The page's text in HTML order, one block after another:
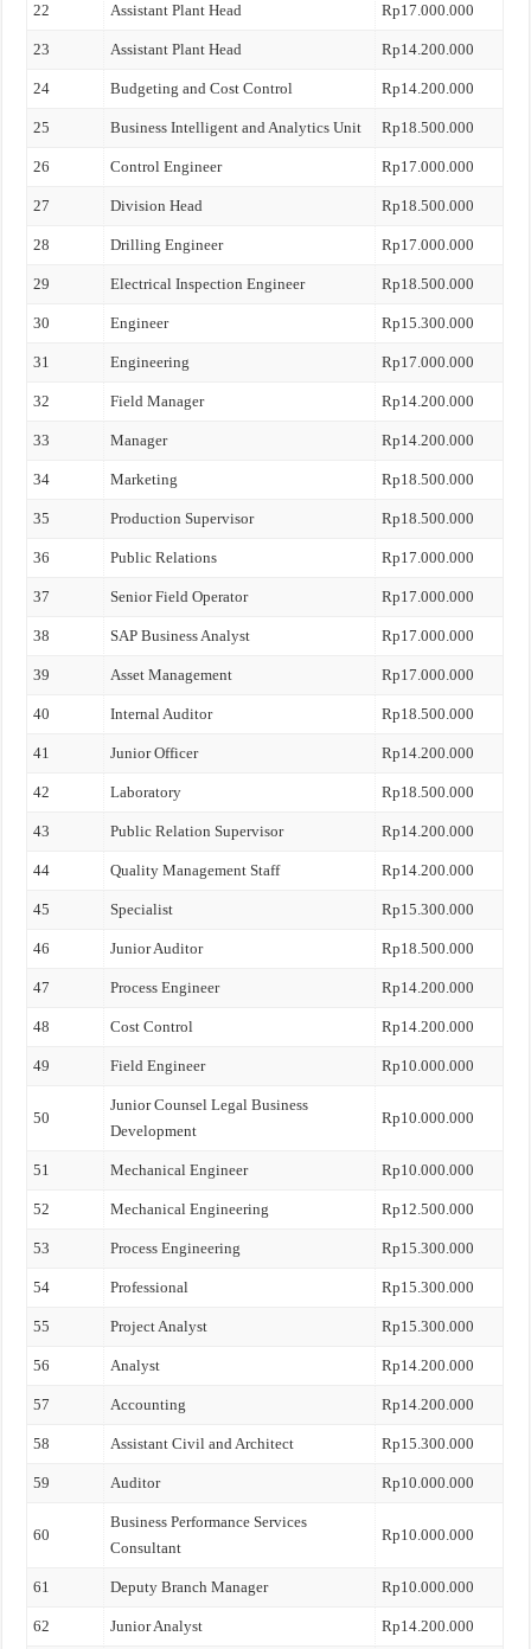
22 Assistant Plant Head Rp17.000.000
23 Assistant Plant Head Rp14.200.000
24 Budgeting and Cost Control Rp14.200.000
25 Business Intelligent and Analytics Unit Rp18.500.000
26 Control Engineer Rp17.000.000
27 Division Head Rp18.500.000
28 Drilling Engineer Rp17.000.000
29 Electrical Inspection Engineer Rp18.500.000
30 Engineer Rp15.300.000
31 Engineering Rp17.000.000
32 Field Manager Rp14.200.000
33 Manager Rp14.200.000
34 Marketing Rp18.500.000
35 Production Supervisor Rp18.500.000
36 Public Relations Rp17.000.000
37 Senior Field Operator Rp17.000.000
38 SAP Business Analyst Rp17.000.000
39 Asset Management Rp17.000.000
40 Internal Auditor Rp18.500.000
41 Junior Officer Rp14.200.000
42 Laboratory Rp18.500.000
43 Public Relation Supervisor Rp14.200.000
44 Quality Management Staff Rp14.200.000
45 Specialist Rp15.300.000
46 Junior Auditor Rp18.500.000
47 Process Engineer Rp14.200.000
48 Cost Control Rp14.200.000
49 Field Engineer Rp10.000.000
50
Junior Counsel Legal Business
Development
Rp10.000.000
51 Mechanical Engineer Rp10.000.000
52 Mechanical Engineering Rp12.500.000
53 Process Engineering Rp15.300.000
54 Professional Rp15.300.000
55 Project Analyst Rp15.300.000
56 Analyst Rp14.200.000
57 Accounting Rp14.200.000
58 Assistant Civil and Architect Rp15.300.000
59 Auditor Rp10.000.000
60
Business Performance Services
Consultant
Rp10.000.000
61 Deputy Branch Manager Rp10.000.000
62 Junior Analyst Rp14.200.000